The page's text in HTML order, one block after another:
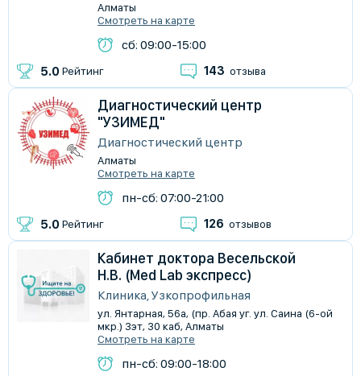
Алматы
Смотреть на карте
сб: 09:00-15:00
5.0 Рейтинг 143 отзыва
Диагностический центр
"УЗИМЕД"
Диагностический центр
Алматы
Смотреть на карте
пн-сб: 07:00-21:00
5.0 Рейтинг 126 отзывов
Кабинет доктора Весельской
Н.В. (Med Lab экспресс)
Клиника, Узкопрофильная
ул. Янтарная, 56а, (пр. Абая уг. ул. Саина (6-ой
мкр.) 3эт, 30 каб, Алматы
Смотреть на карте
пн-сб: 09:00-18:00